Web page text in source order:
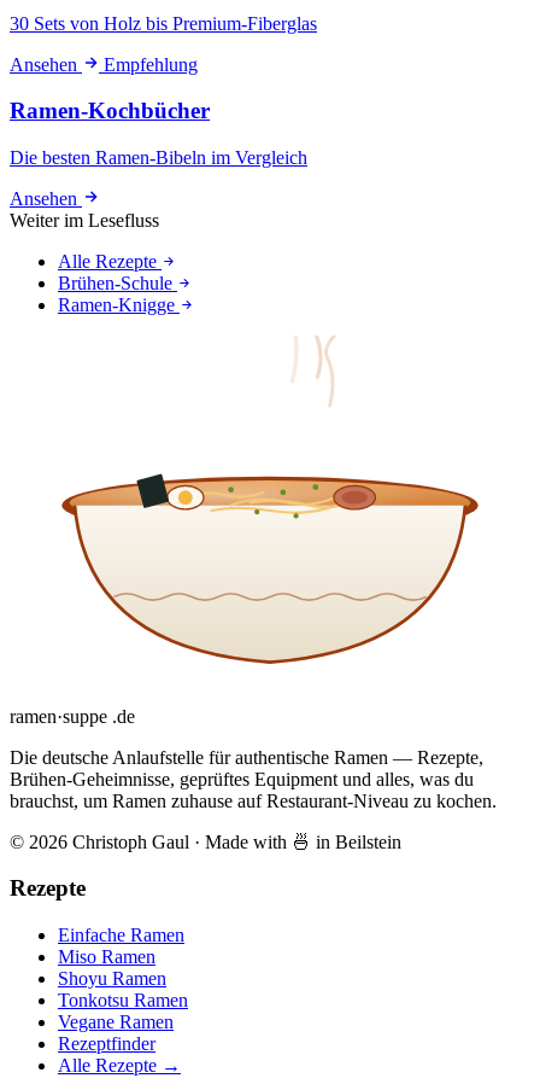
30 Sets von Holz bis Premium-Fiberglas
Ansehen
Empfehlung
Ramen-Kochbücher
Die besten Ramen-Bibeln im Vergleich
Ansehen
Weiter im Lesefluss
Alle Rezepte
Brühen-Schule
Ramen-Knigge
ramen·suppe .de
Die deutsche Anlaufstelle für authentische Ramen — Rezepte,
Brühen-Geheimnisse, geprüftes Equipment und alles, was du
brauchst, um Ramen zuhause auf Restaurant-Niveau zu kochen.
© 2026 Christoph Gaul · Made with 🍜 in Beilstein
Rezepte
Einfache Ramen
Miso Ramen
Shoyu Ramen
Tonkotsu Ramen
Vegane Ramen
Rezeptfinder
Alle Rezepte →